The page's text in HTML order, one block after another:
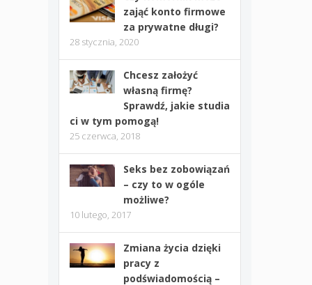
zająć konto firmowe
za prywatne długi?
28 stycznia, 2020
Chcesz założyć
własną firmę?
Sprawdź, jakie studia
ci w tym pomogą!
25 czerwca, 2018
Seks bez zobowiązań
– czy to w ogóle
możliwe?
10 lutego, 2017
Zmiana życia dzięki
pracy z
podświadomością –